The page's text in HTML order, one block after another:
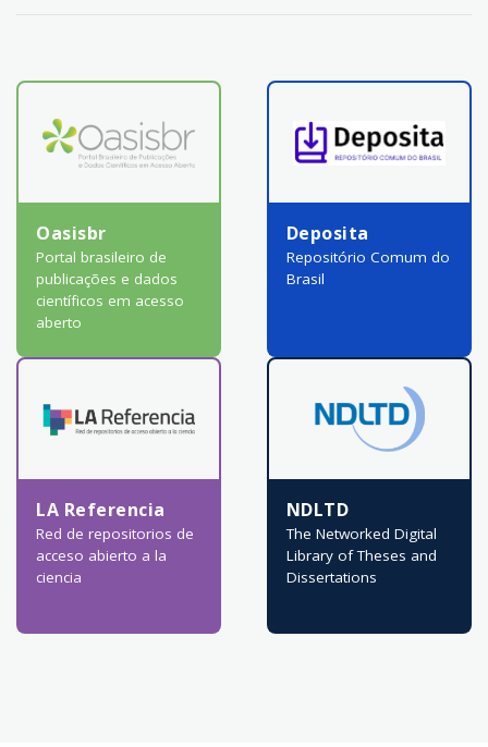
Oasisbr
Portal brasileiro de
publicações e dados
científicos em acesso
aberto
Deposita
Repositório Comum do
Brasil
LA Referencia
Red de repositorios de
acceso abierto a la
ciencia
NDLTD
The Networked Digital
Library of Theses and
Dissertations